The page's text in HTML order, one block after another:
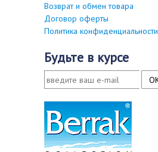
Возврат и обмен товара
Договор оферты
Политика конфиденциальности
будьте в курсе